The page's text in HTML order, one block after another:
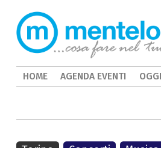
HOME AGENDA EVENTI OGGI